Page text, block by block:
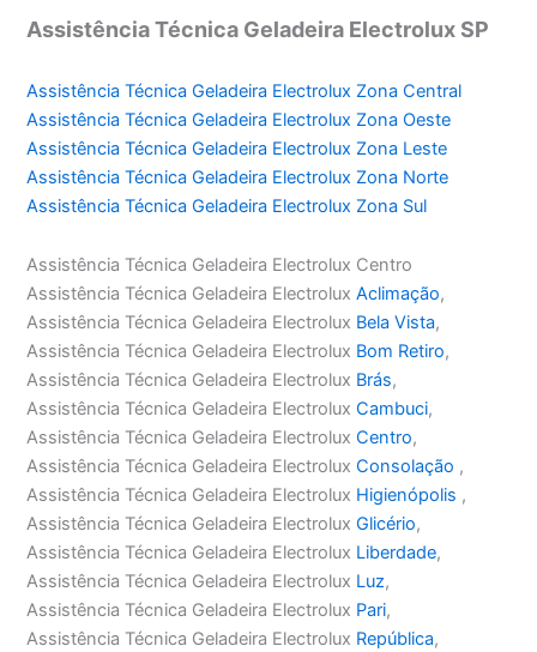
Assistência Técnica Geladeira Electrolux SP
Assistência Técnica Geladeira Electrolux Zona Central
Assistência Técnica Geladeira Electrolux Zona Oeste
Assistência Técnica Geladeira Electrolux Zona Leste
Assistência Técnica Geladeira Electrolux Zona Norte
Assistência Técnica Geladeira Electrolux Zona Sul
Assistência Técnica Geladeira Electrolux Centro
Assistência Técnica Geladeira ElectroluxAclimação,
Assistência Técnica Geladeira Electrolux Bela Vista,
Assistência Técnica Geladeira Electrolux Bom Retiro,
Assistência Técnica Geladeira Electrolux Brás,
Assistência Técnica Geladeira ElectroluxCambuci,
Assistência Técnica Geladeira ElectroluxCentro,
Assistência Técnica Geladeira ElectroluxConsolação ,
Assistência Técnica Geladeira Electrolux Higienópolis ,
Assistência Técnica Geladeira ElectroluxGlicério,
Assistência Técnica Geladeira Electrolux Liberdade,
Assistência Técnica Geladeira Electrolux Luz,
Assistência Técnica Geladeira Electrolux Pari,
Assistência Técnica Geladeira Electrolux República,